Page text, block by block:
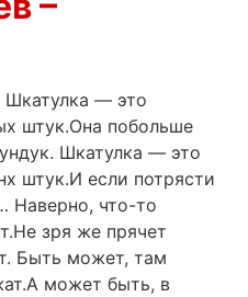
Шкатулка — это
штук.Она побольше
Шкатулка — это
штук.И если потрясти
Наверно, что-то
зря же прячет
Быть может, там
может быть, в